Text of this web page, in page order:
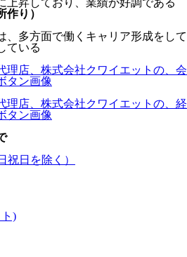
り）
祝日を除く）
)